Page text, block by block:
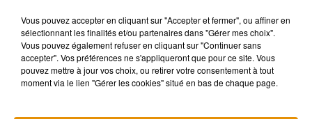
7 août 2026
Angèle et Amélie Lens dévoilent leur
collaboration tant attendue
Vous pouvez accepter en cliquant sur "Accepter et fermer", ou affiner en
sélectionnant les finalités et/ou partenaires dans "Gérer mes choix".
Vous pouvez également refuser en cliquant sur "Continuer sans
accepter". Vos préférences ne s'appliqueront que pour ce site. Vous
pouvez mettre à jour vos choix, ou retirer votre consentement à tout
moment via le lien "Gérer les cookies" situé en bas de chaque page.